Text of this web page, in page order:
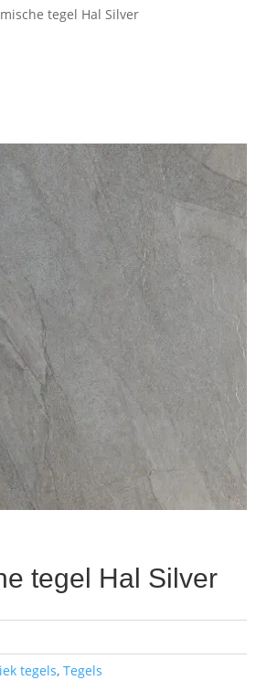
tegel Hal Silver
tegel Hal Silver
tegels,Tegels